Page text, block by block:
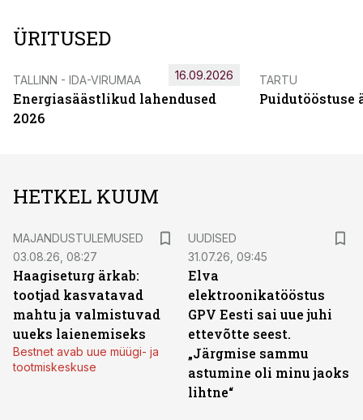
ÜRITUSED
TALLINN - IDA-VIRUMAA
Energiasäästlikud lahendused
2026
16.09.2026 TARTU
Puidutööstuse
HETKEL KUUM
MAJANDUSTULEMUSED
03.08.26, 08:27
Haagiseturg ärkab:
tootjad kasvatavad
mahtu ja valmistuvad
uueks laienemiseks
Bestnet avab uue müügi- ja
tootmiskeskuse
UUDISED
31.07.26, 09:45
Elva
elektroonikatööstus
GPV Eesti sai uue juhi
ettevõtte seest.
„Järgmise sammu
astumine oli minu jaoks
lihtne“